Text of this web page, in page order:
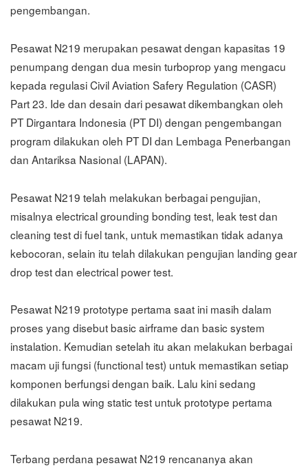
pengembangan.
Pesawat N219 merupakan pesawat dengan kapasitas 19
penumpang dengan dua mesin turboprop yang mengacu
kepada regulasi Civil Aviation Safery Regulation (CASR)
Part 23. Ide dan desain dari pesawat dikembangkan oleh
PT Dirgantara Indonesia (PT DI) dengan pengembangan
program dilakukan oleh PT DI dan Lembaga Penerbangan
dan Antariksa Nasional (LAPAN).
Pesawat N219 telah melakukan berbagai pengujian,
misalnya electrical grounding bonding test, leak test dan
cleaning test di fuel tank, untuk memastikan tidak adanya
kebocoran, selain itu telah dilakukan pengujian landing gear
drop test dan electrical power test.
Pesawat N219 prototype pertama saat ini masih dalam
proses yang disebut basic airframe dan basic system
instalation. Kemudian setelah itu akan melakukan berbagai
macam uji fungsi (functional test) untuk memastikan setiap
komponen berfungsi dengan baik. Lalu kini sedang
dilakukan pula wing static test untuk prototype pertama
pesawat N219.
Terbang perdana pesawat N219 rencananya akan